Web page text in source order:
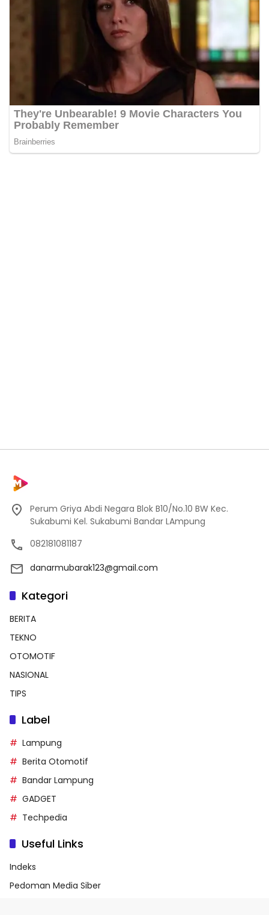
Perum Griya Abdi Negara Blok B10/No.10 BW Kec.
Sukabumi Kel. Sukabumi Bandar LAmpung
082181081187
danarmubarak123@gmail.com
Kategori
BERITA
TEKNO
OTOMOTIF
NASIONAL
TIPS
Label
Lampung
Berita Otomotif
Bandar Lampung
GADGET
Techpedia
Useful Links
Indeks
Pedoman Media Siber